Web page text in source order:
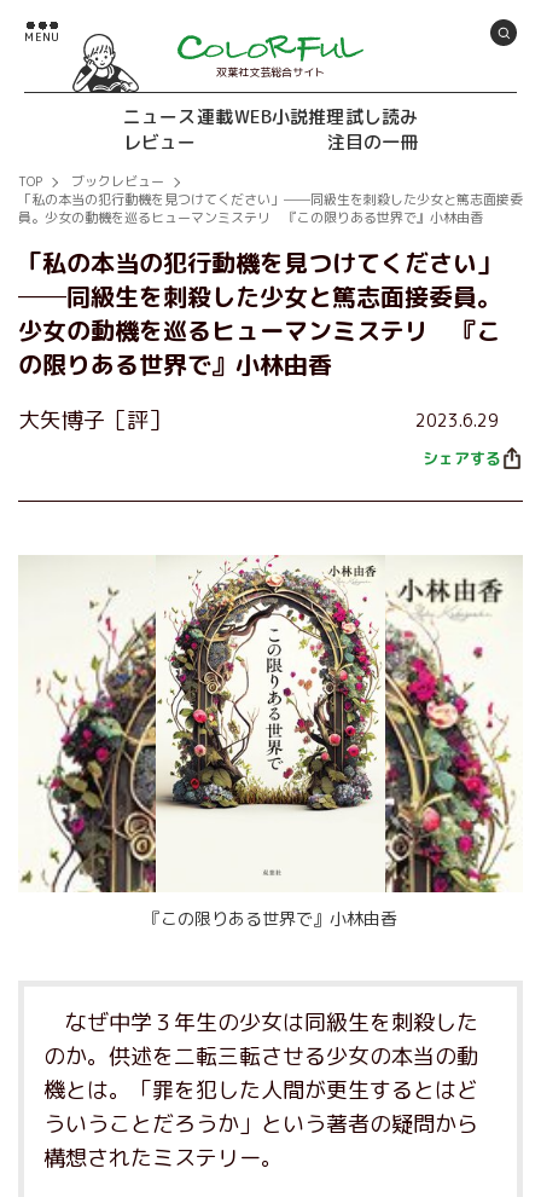
双葉社文芸総合サイト
ニュース連載WEB小説推理試し読み
レビュー
注目の一冊
TOP
ブックレビュー
「私の本当の犯行動機を見つけてください」──同級生を刺殺した少女と篤志面接委
員。少女の動機を巡るヒューマンミステリ 『この限りある世界で』小林由香
「私の本当の犯行動機を見つけてください」
──同級生を刺殺した少女と篤志面接委員。
少女の動機を巡るヒューマンミステリ 『こ
の限りある世界で』小林由香
大矢博子［評］ 2023.6.29
シェアする
『この限りある世界で』小林由香
なぜ中学３年生の少女は同級生を刺殺した
のか。供述を二転三転させる少女の本当の動
機とは。「罪を犯した人間が更生するとはど
ういうことだろうか」という著者の疑問から
構想されたミステリー。